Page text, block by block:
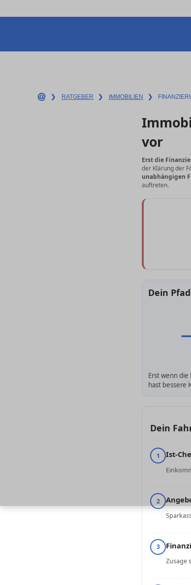
❯ RATGEBER ❯ IMMOBILIEN ❯
vor
Erst die
der Klärung der
unabhängigen
auftreten.
Dein
Erst wenn die
hast bessere
Dein
1 Ist-
2
3
Zusage